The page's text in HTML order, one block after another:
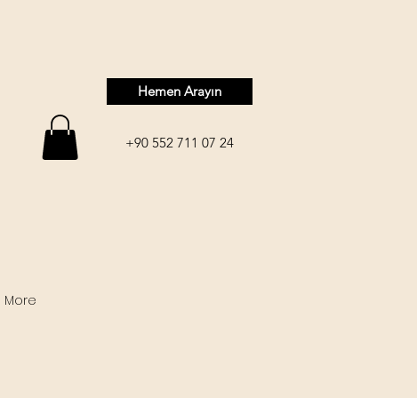
More
Hemen Arayın
+90 552 711 07 24